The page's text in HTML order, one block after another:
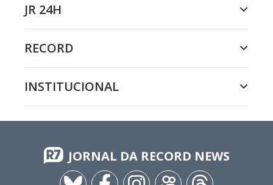
JR 24H
RECORD
INSTITUCIONAL
JORNAL DA RECORD NEWS